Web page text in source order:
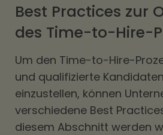
Best Practices zur
des Time-to-Hire-
Um den Time-to-Hire-
und qualifizierte
einzustellen, können
verschiedene Best
diesem Abschnitt werden